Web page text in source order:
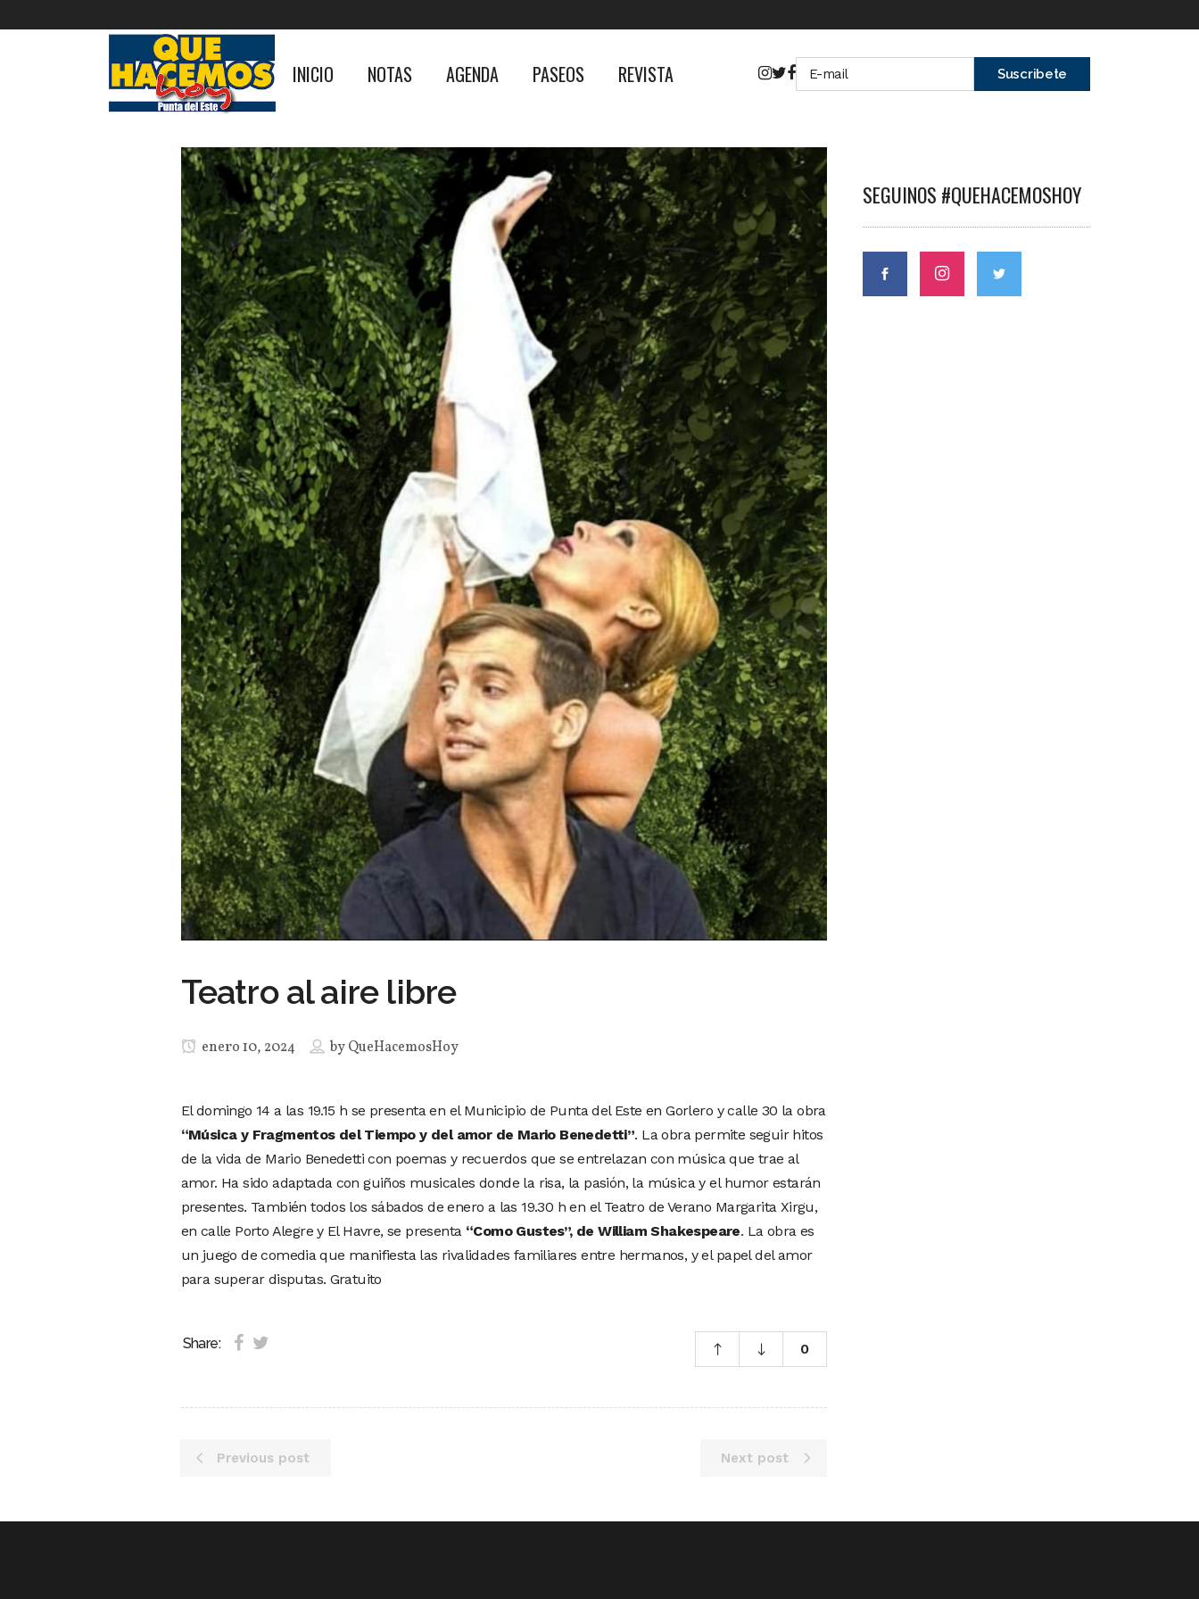
INICIO NOTAS AGENDA PASEOS REVISTA
Teatro al aire libre
enero 10, 2024 byQueHacemosHoy
El domingo 14 a las 19.15 h se presenta en el Municipio de Punta del Este en Gorlero y calle 30 la obra
“Música y Fragmentos del Tiempo y del amor de Mario Benedetti”. La obra permite seguir hitos
de la vida de Mario Benedetti con poemas y recuerdos que se entrelazan con música que trae al
amor. Ha sido adaptada con guiños musicales donde la risa, la pasión, la música y el humor estarán
presentes. También todos los sábados de enero a las 19.30 h en el Teatro de Verano Margarita Xirgu,
en calle Porto Alegre y El Havre, se presenta “Como Gustes”, de William Shakespeare. La obra es
un juego de comedia que manifiesta las rivalidades familiares entre hermanos, y el papel del amor
para superar disputas. Gratuito
Share: 0
Previous post Next post
SEGUINOS #QUEHACEMOSHOY